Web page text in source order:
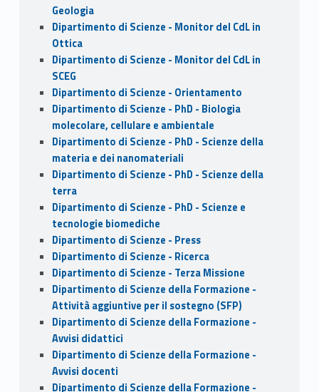
Geologia
Dipartimento di Scienze - Monitor del CdL in
Ottica
Dipartimento di Scienze - Monitor del CdL in
SCEG
Dipartimento di Scienze - Orientamento
Dipartimento di Scienze - PhD - Biologia
molecolare, cellulare e ambientale
Dipartimento di Scienze - PhD - Scienze della
materia e dei nanomateriali
Dipartimento di Scienze - PhD - Scienze della
terra
Dipartimento di Scienze - PhD - Scienze e
tecnologie biomediche
Dipartimento di Scienze - Press
Dipartimento di Scienze - Ricerca
Dipartimento di Scienze - Terza Missione
Dipartimento di Scienze della Formazione -
Attività aggiuntive per il sostegno (SFP)
Dipartimento di Scienze della Formazione -
Avvisi didattici
Dipartimento di Scienze della Formazione -
Avvisi docenti
Dipartimento di Scienze della Formazione -